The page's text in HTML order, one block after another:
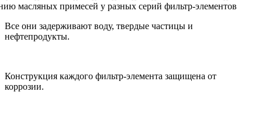
Все они задерживают воду, твердые частицы и
нефтепродукты.
Конструкция каждого фильтр-элемента защищена от
коррозии.